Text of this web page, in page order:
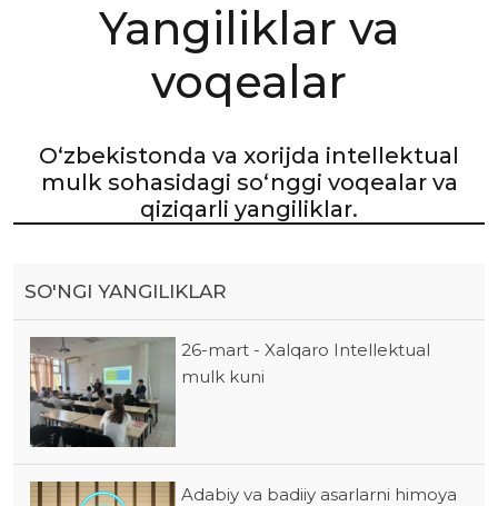
Yangiliklar va
voqealar
O‘zbekistonda va xorijda intellektual
mulk sohasidagi so‘nggi voqealar va
qiziqarli yangiliklar.
SO'NGI YANGILIKLAR
26-mart - Xalqaro Intellektual
mulk kuni
Adabiy va badiiy asarlarni himoya